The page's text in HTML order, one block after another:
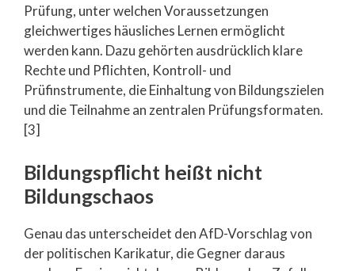
Prüfung, unter welchen Voraussetzungen
gleichwertiges häusliches Lernen ermöglicht
werden kann. Dazu gehörten ausdrücklich klare
Rechte und Pflichten, Kontroll- und
Prüfinstrumente, die Einhaltung von Bildungszielen
und die Teilnahme an zentralen Prüfungsformaten.
[3]
Bildungspflicht heißt nicht
Bildungschaos
Genau das unterscheidet den AfD-Vorschlag von
der politischen Karikatur, die Gegner daraus